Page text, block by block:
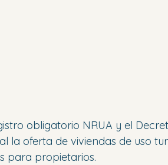
obligatorio NRUA y el
la oferta de viviendas de uso
para propietarios.